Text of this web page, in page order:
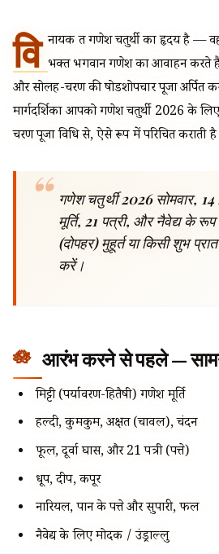
वि नायक व्रत गणेश चतुर्थी का हृदय है —
भक्त भगवान गणेश का आवाहन करते
और सोलह-चरण की षोडशोपचार पूजा
मार्गदर्शिका आपको गणेश चतुर्थी 2026 के
चरण पूजा विधि से, ऐसे रूप में परिचित
गणेश चतुर्थी 2026 सोमवार,
मूर्ति, 21 पत्री, और नैवेद्य के
(दोपहर) मुहूर्त या किसी शुभ
करें।
आरंभ करने से पहले —
मिट्टी (पर्यावरण-हितैषी) गणेश मूर्ति
हल्दी, कुमकुम, अक्षत (चावल), चंदन
फूल, दूर्वा घास, और 21 पत्री (पत्ते)
धूप, दीप, कपूर
नारियल, पान के पत्ते और सुपारी, फल
नैवेद्य के लिए मोदक / उंड्राल्लु